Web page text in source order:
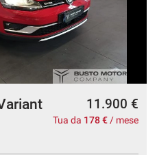
11.900 €
Tua da 178 € / mese